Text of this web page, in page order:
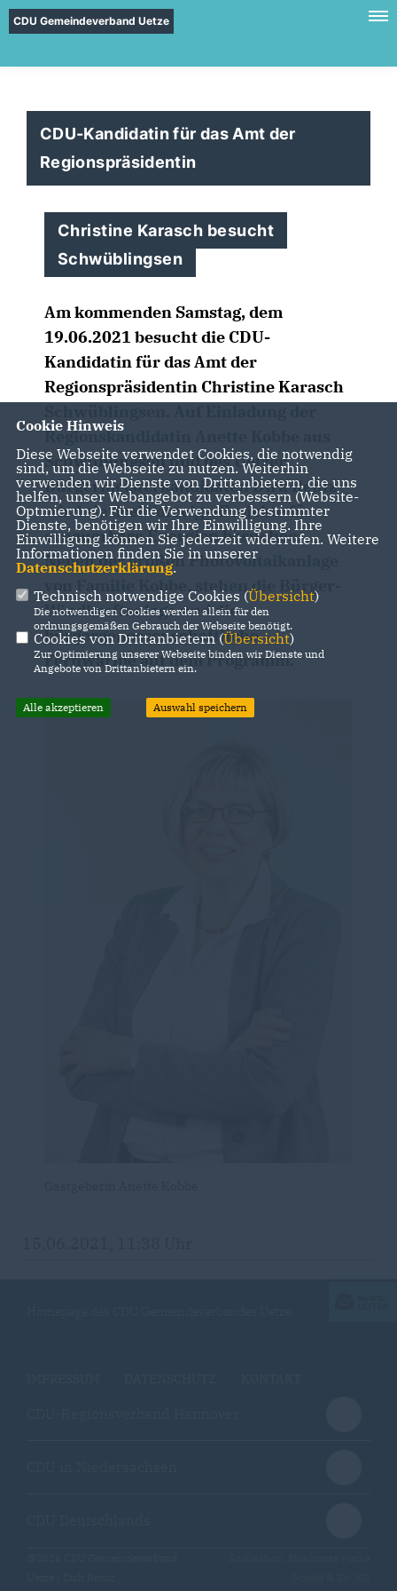
CDU Gemeindeverband Uetze
CDU-Kandidatin für das Amt der
Regionspräsidentin
Christine Karasch besucht
Schwüblingsen
Am kommenden Samstag, dem
19.06.2021 besucht die CDU-
Kandidatin für das Amt der
Regionspräsidentin Christine Karasch
Regionskandidatin Anette Kobbe aus
Schwüblingsen und des Uetzer
Bürgermeisterkandidaten Dirk Rentz
wird sie drei Vorzeige-Projekte für
erneuerbare Energien besuchen.
Neben der großen Photovoltaikanlage
von Familie Kobbe, stehen die Bürger-
Windkraftanlage und die
bürgergenossenschaftliche
Fernwärme auf dem Programm.
Cookie Hinweis
Diese Webseite verwendet Cookies, die notwendig
sind, um die Webseite zu nutzen. Weiterhin
verwenden wir Dienste von Drittanbietern, die uns
helfen, unser Webangebot zu verbessern (Website-
Optmierung). Für die Verwendung bestimmter
Dienste, benötigen wir Ihre Einwilligung. Ihre
Einwilligung können Sie jederzeit widerrufen. Weitere
Informationen finden Sie in unserer
Datenschutzerklärung.
Technisch notwendige Cookies (Übersicht)
Die notwendigen Cookies werden allein für den
ordnungsgemäßen Gebrauch der Webseite benötigt.
Cookies von Drittanbietern (Übersicht)
Zur Optimierung unserer Webseite binden wir Dienste und
Angebote von Drittanbietern ein.
Alle akzeptieren Auswahl speichern